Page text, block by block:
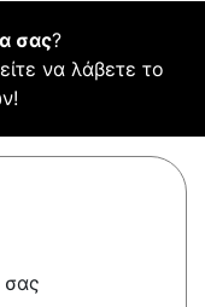
σας?
να λάβετε το
σας